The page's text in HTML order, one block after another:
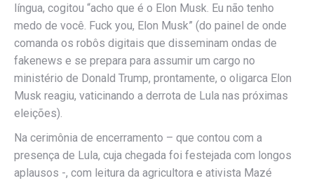
língua, cogitou “acho que é o Elon Musk. Eu não tenho
medo de você. Fuck you, Elon Musk” (do painel de onde
comanda os robôs digitais que disseminam ondas de
fakenews e se prepara para assumir um cargo no
ministério de Donald Trump, prontamente, o oligarca Elon
Musk reagiu, vaticinando a derrota de Lula nas próximas
eleições).
Na cerimônia de encerramento – que contou com a
presença de Lula, cuja chegada foi festejada com longos
aplausos -, com leitura da agricultora e ativista Mazé